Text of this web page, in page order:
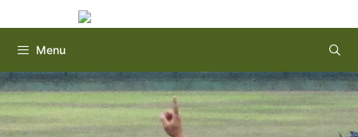
ン
ン
ツ
へ
ス
Menu